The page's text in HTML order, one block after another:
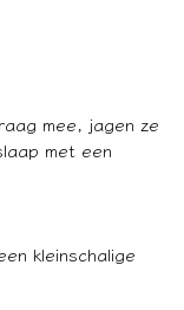
mee, jagen ze
met een
kleinschalige